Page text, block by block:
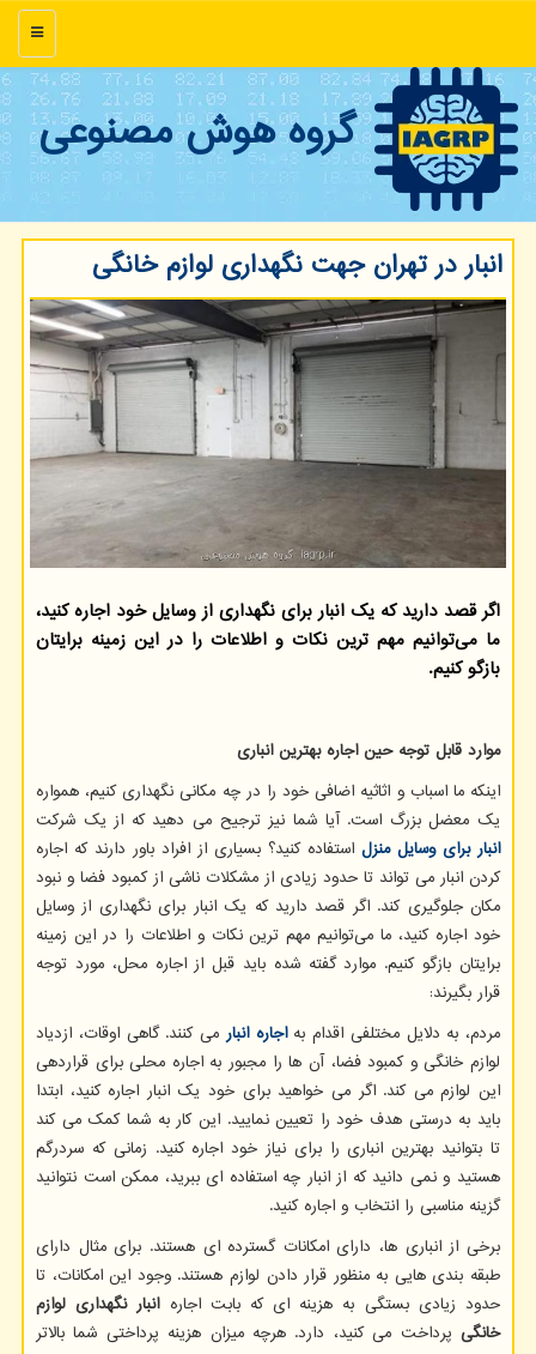
منو
گروه هوش مصنوعی
انبار در تهران جهت نگهداری لوازم خانگی
اگر قصد دارید که یک انبار برای نگهداری از وسایل خود اجاره کنید،
ما می‌توانیم مهم ترین نکات و اطلاعات را در این زمینه برایتان
بازگو کنیم.
موارد قابل توجه حین اجاره بهترین انباری
اینکه ما اسباب و اثاثیه اضافی خود را در چه مکانی نگهداری کنیم، همواره
یک معضل بزرگ است. آیا شما نیز ترجیح می دهید که از یک شرکت
انبار برای وسایل منزل استفاده کنید؟ بسیاری از افراد باور دارند که اجاره
کردن انبار می تواند تا حدود زیادی از مشکلات ناشی از کمبود فضا و نبود
مکان جلوگیری کند. اگر قصد دارید که یک انبار برای نگهداری از وسایل
خود اجاره کنید، ما می‌توانیم مهم ترین نکات و اطلاعات را در این زمینه
برایتان بازگو کنیم. موارد گفته شده باید قبل از اجاره محل، مورد توجه
قرار بگیرند:
مردم، به دلایل مختلفی اقدام بهاجاره انبارمی کنند. گاهی اوقات، ازدیاد
لوازم خانگی و کمبود فضا، آن ها را مجبور به اجاره محلی برای قراردهی
این لوازم می کند. اگر می خواهید برای خود یک انبار اجاره کنید، ابتدا
باید به درستی هدف خود را تعیین نمایید. این کار به شما کمک می کند
تا بتوانید بهترین انباری را برای نیاز خود اجاره کنید. زمانی که سردرگم
هستید و نمی دانید که از انبار چه استفاده ای ببرید، ممکن است نتوانید
گزینه مناسبی را انتخاب و اجاره کنید.
برخی از انباری ها، دارای امکانات گسترده ای هستند. برای مثال دارای
طبقه بندی هایی به منظور قرار دادن لوازم هستند. وجود این امکانات، تا
حدود زیادی بستگی به هزینه ای که بابت اجارهانبار نگهداری لوازم
خانگی پرداخت می کنید، دارد. هرچه میزان هزینه پرداختی شما بالاتر